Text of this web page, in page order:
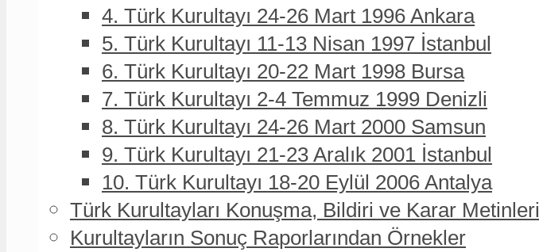
4. Türk Kurultayı 24-26 Mart 1996 Ankara
5. Türk Kurultayı 11-13 Nisan 1997 İstanbul
6. Türk Kurultayı 20-22 Mart 1998 Bursa
7. Türk Kurultayı 2-4 Temmuz 1999 Denizli
8. Türk Kurultayı 24-26 Mart 2000 Samsun
9. Türk Kurultayı 21-23 Aralık 2001 İstanbul
10. Türk Kurultayı 18-20 Eylül 2006 Antalya
Türk Kurultayları Konuşma, Bildiri ve Karar Metinleri
Kurultayların Sonuç Raporlarından Örnekler